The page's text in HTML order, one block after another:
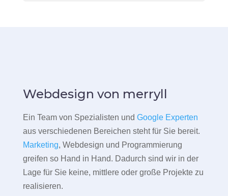
Webdesign von merryll
Ein Team von Spezialisten und Google Experten
aus verschiedenen Bereichen steht für Sie bereit.
Marketing, Webdesign und Programmierung
greifen so Hand in Hand. Dadurch sind wir in der
Lage für Sie keine, mittlere oder große Projekte zu
realisieren.